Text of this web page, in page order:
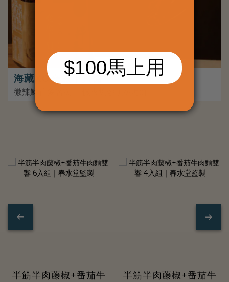
海藏XO堯魚干貝醬
微辣鮮香多層次 ｜ 慢火煸炒頂級海鮮
飽
半筋半肉藤椒+番茄牛
半筋半肉藤椒+番茄牛